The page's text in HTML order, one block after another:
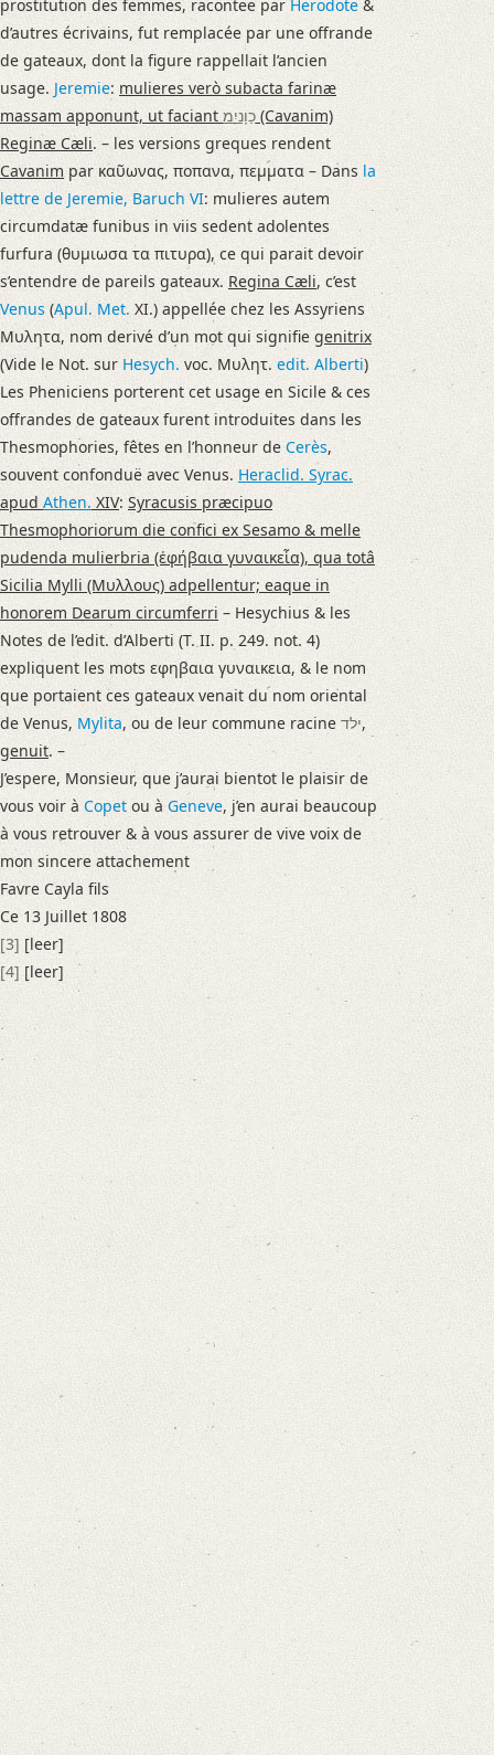
prostitution des femmes, racontee par Herodote &
d’autres écrivains, fut remplacée par une offrande
de gateaux, dont la figure rappellait l’ancien
usage. Jeremie: mulieres verò subacta farinæ
massam apponunt, ut faciant כַוָניִמ (Cavanim)
Reginæ Cæli. – les versions greques rendent
Cavanim par καῦωνας, ποπανα, πεμματα – Dans la
lettre de Jeremie, Baruch VI: mulieres autem
circumdatæ funibus in viis sedent adolentes
furfura (θυμιωσα τα πιτυρα), ce qui parait devoir
s’entendre de pareils gateaux. Regina Cæli, c’est
Venus (Apul. Met. XI.) appellée chez les Assyriens
Μυλητα, nom derivé d’un mot qui signifie genitrix
(Vide le Not. sur Hesych. voc. Μυλητ. edit. Alberti)
Les Pheniciens porterent cet usage en Sicile & ces
offrandes de gateaux furent introduites dans les
Thesmophories, fêtes en l’honneur de Cerès,
souvent confonduë avec Venus. Heraclid. Syrac.
apud Athen. XIV: Syracusis præcipuo
Thesmophoriorum die confici ex Sesamo & melle
pudenda mulierbria (ἐφήβαια γυναικεἷα), qua totâ
Sicilia Mylli (Μυλλους) adpellentur; eaque in
honorem Dearum circumferri – Hesychius & les
Notes de l’edit. d’Alberti (T. II. p. 249. not. 4)
expliquent les mots εφηβαια γυναικεια, & le nom
que portaient ces gateaux venait du nom oriental
de Venus, Mylita, ou de leur commune racine ילד,
genuit. –
J’espere, Monsieur, que j’aurai bientot le plaisir de
vous voir à Copet ou à Geneve, j’en aurai beaucoup
à vous retrouver & à vous assurer de vive voix de
mon sincere attachement
Favre Cayla fils
Ce 13 Juillet 1808
[3] [leer]
[4] [leer]